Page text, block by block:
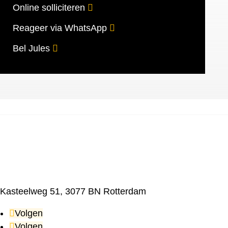
Online solliciteren
Reageer via WhatsApp
Bel Jules
Kasteelweg 51, 3077 BN Rotterdam
Volgen